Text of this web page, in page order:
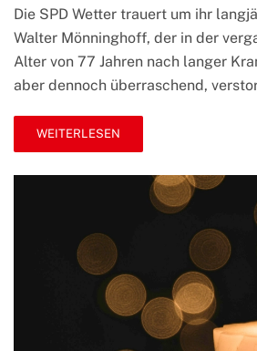
Die SPD Wetter trauert um ihr
Walter Mönninghoff, der in der
Alter von 77 Jahren nach langer
aber dennoch überraschend,
WEITERLESEN